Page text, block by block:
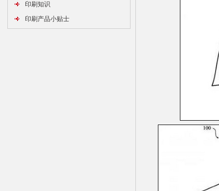
印刷知识
印刷产品小贴士